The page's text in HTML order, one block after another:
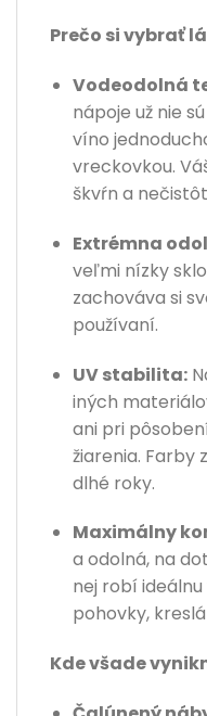
Prečo si vybrať
Vodeodolná
nápoje už nie
víno
vreckovkou.
škvŕn a
Extrémna
veľmi nízky
zachováva si
používaní.
UV stabilita:
iných
ani pri
žiarenia. Farby
dlhé roky.
Maximálny
a odolná, na
nej robí
pohovky,
Kde všade